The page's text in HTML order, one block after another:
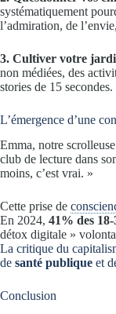
systématiquement
l’admiration, de
3. Cultiver votre
non médiées, des
stories de 15 secondes.
L’émergence d’une
Emma, notre
club de lecture dans
moins, c’est vrai. »
Cette prise de
En 2024, 41% des 18-
détox digitale »
La critique du
de santé publique et
Conclusion